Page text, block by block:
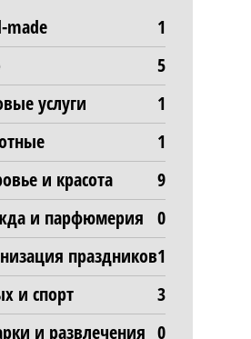
made
1
5
услуги
1
1
и красота
9
и парфюмерия 0
праздников1
и спорт
3
и развлечения 0